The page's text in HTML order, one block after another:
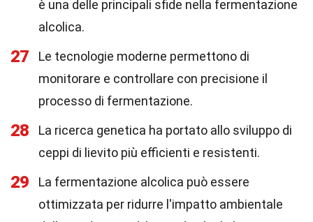
è una delle principali sfide nella fermentazione
alcolica.
27
Le tecnologie moderne permettono di
monitorare e controllare con precisione il
processo di fermentazione.
28
La ricerca genetica ha portato allo sviluppo di
ceppi di lievito più efficienti e resistenti.
29
La fermentazione alcolica può essere
ottimizzata per ridurre l'impatto ambientale